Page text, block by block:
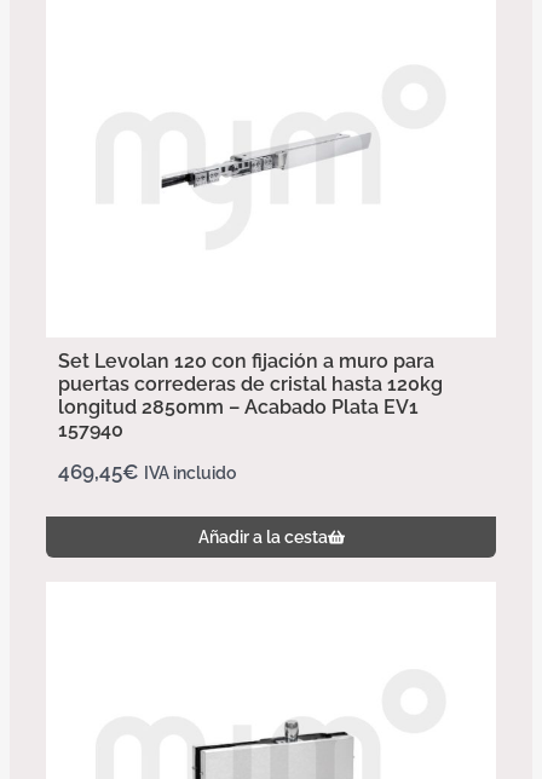
Set Levolan 120 con fijación a muro para
puertas correderas de cristal hasta 120kg
longitud 2850mm – Acabado Plata EV1
157940
469,45€ IVA incluido
Añadir a la cesta